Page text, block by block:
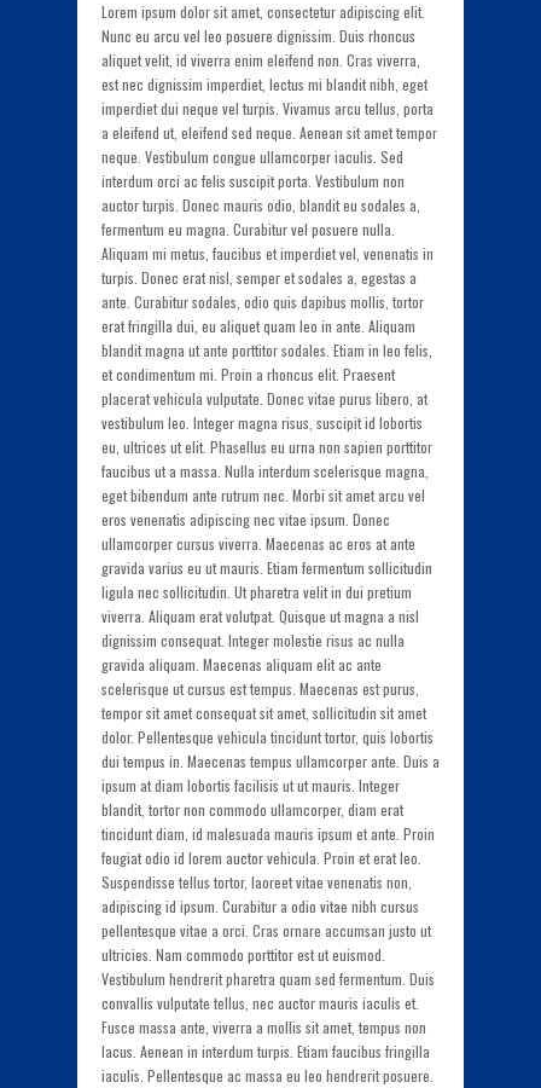
Lorem ipsum dolor sit amet, consectetur adipiscing elit.
Nunc eu arcu vel leo posuere dignissim. Duis rhoncus
aliquet velit, id viverra enim eleifend non. Cras viverra,
est nec dignissim imperdiet, lectus mi blandit nibh, eget
imperdiet dui neque vel turpis. Vivamus arcu tellus, porta
a eleifend ut, eleifend sed neque. Aenean sit amet tempor
neque. Vestibulum congue ullamcorper iaculis. Sed
interdum orci ac felis suscipit porta. Vestibulum non
auctor turpis. Donec mauris odio, blandit eu sodales a,
fermentum eu magna. Curabitur vel posuere nulla.
Aliquam mi metus, faucibus et imperdiet vel, venenatis in
turpis. Donec erat nisl, semper et sodales a, egestas a
ante. Curabitur sodales, odio quis dapibus mollis, tortor
erat fringilla dui, eu aliquet quam leo in ante. Aliquam
blandit magna ut ante porttitor sodales. Etiam in leo felis,
et condimentum mi. Proin a rhoncus elit. Praesent
placerat vehicula vulputate. Donec vitae purus libero, at
vestibulum leo. Integer magna risus, suscipit id lobortis
eu, ultrices ut elit. Phasellus eu urna non sapien porttitor
faucibus ut a massa. Nulla interdum scelerisque magna,
eget bibendum ante rutrum nec. Morbi sit amet arcu vel
eros venenatis adipiscing nec vitae ipsum. Donec
ullamcorper cursus viverra. Maecenas ac eros at ante
gravida varius eu ut mauris. Etiam fermentum sollicitudin
ligula nec sollicitudin. Ut pharetra velit in dui pretium
viverra. Aliquam erat volutpat. Quisque ut magna a nisl
dignissim consequat. Integer molestie risus ac nulla
gravida aliquam. Maecenas aliquam elit ac ante
scelerisque ut cursus est tempus. Maecenas est purus,
tempor sit amet consequat sit amet, sollicitudin sit amet
dolor. Pellentesque vehicula tincidunt tortor, quis lobortis
dui tempus in. Maecenas tempus ullamcorper ante. Duis a
ipsum at diam lobortis facilisis ut ut mauris. Integer
blandit, tortor non commodo ullamcorper, diam erat
tincidunt diam, id malesuada mauris ipsum et ante. Proin
feugiat odio id lorem auctor vehicula. Proin et erat leo.
Suspendisse tellus tortor, laoreet vitae venenatis non,
adipiscing id ipsum. Curabitur a odio vitae nibh cursus
pellentesque vitae a orci. Cras ornare accumsan justo ut
ultricies. Nam commodo porttitor est ut euismod.
Vestibulum hendrerit pharetra quam sed fermentum. Duis
convallis vulputate tellus, nec auctor mauris iaculis et.
Fusce massa ante, viverra a mollis sit amet, tempus non
lacus. Aenean in interdum turpis. Etiam faucibus fringilla
iaculis. Pellentesque ac massa eu leo hendrerit posuere.